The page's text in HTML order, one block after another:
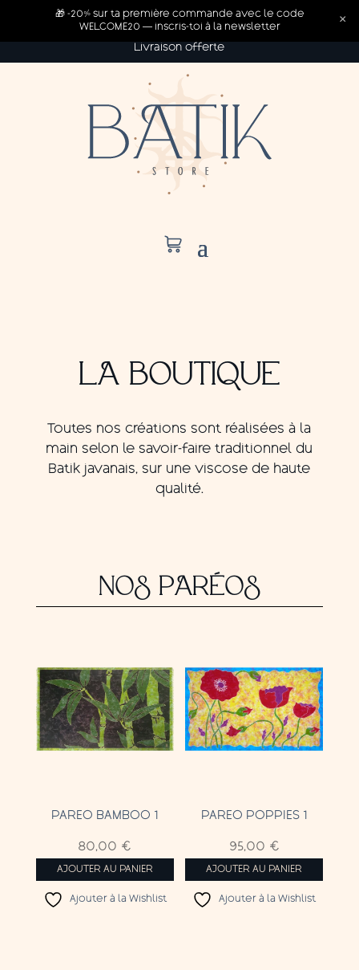
Livraison offerte
LA BOUTIQUE
Toutes nos créations sont réalisées à la
main selon le savoir-faire traditionnel du
Batik javanais, sur une viscose de haute
qualité.
NOS PARÉOS
PAREO BAMBOO 1
80,00 €
AJOUTER AU PANIER
Ajouter à la Wishlist
PAREO POPPIES 1
95,00 €
AJOUTER AU PANIER
Ajouter à la Wishlist
🎁 -20% sur ta première commande avec le code
WELCOME20 — inscris-toi à la newsletter
×